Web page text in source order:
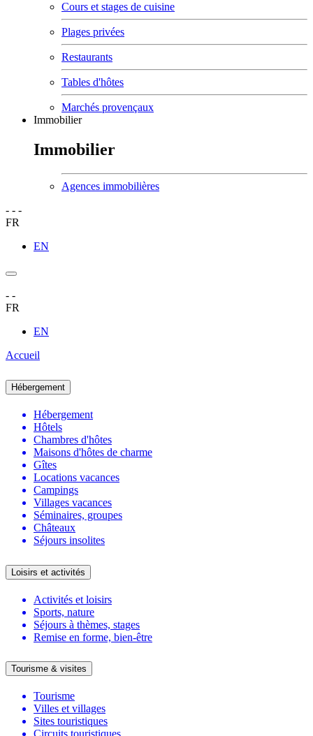
Cours et stages de cuisine
Plages privées
Restaurants
Tables d'hôtes
Marchés provençaux
Immobilier
Immobilier
Agences immobilières
- - -
FR
EN
- -
FR
EN
Accueil
Hébergement
Hébergement
Hôtels
Chambres d'hôtes
Maisons d'hôtes de charme
Gîtes
Locations vacances
Campings
Villages vacances
Séminaires, groupes
Châteaux
Séjours insolites
Loisirs et activités
Activités et loisirs
Sports, nature
Séjours à thèmes, stages
Remise en forme, bien-être
Tourisme & visites
Tourisme
Villes et villages
Sites touristiques